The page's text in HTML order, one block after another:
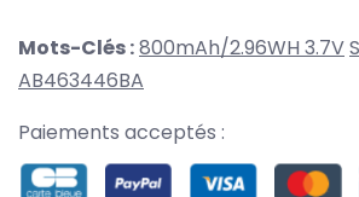
Mots-Clés :800mAh/2.96WH 3.7V
AB463446BA
Paiements acceptés :